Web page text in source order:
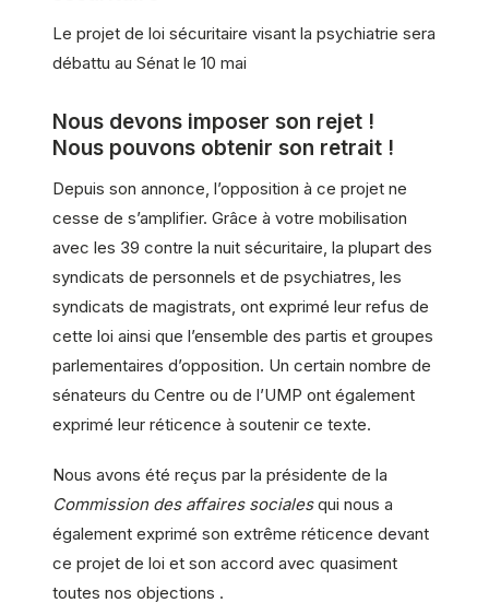
Le projet de loi sécuritaire visant la psychiatrie sera
débattu au Sénat le 10 mai
Nous devons imposer son rejet !
Nous pouvons obtenir son retrait !
Depuis son annonce, l’opposition à ce projet ne
cesse de s’amplifier. Grâce à votre mobilisation
avec les 39 contre la nuit sécuritaire, la plupart des
syndicats de personnels et de psychiatres, les
syndicats de magistrats, ont exprimé leur refus de
cette loi ainsi que l’ensemble des partis et groupes
parlementaires d’opposition. Un certain nombre de
sénateurs du Centre ou de l’UMP ont également
exprimé leur réticence à soutenir ce texte.
Nous avons été reçus par la présidente de la
Commission des affaires socialesqui nous a
également exprimé son extrême réticence devant
ce projet de loi et son accord avec quasiment
toutes nos objections .